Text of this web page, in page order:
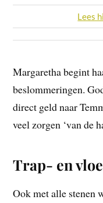
Lees
Margaretha begint
beslommeringen.
direct geld naar
veel zorgen ‘van de
Trap- en
Ook met alle stenen